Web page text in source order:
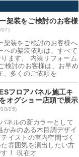
架装をご検討のお客様
07)
架装をご検討のお客様へ
への架装依頼は、すべて
ます。 内装リフォーム
検討のお客様は、お早め
、多くのご依頼を
フロアパネル施工キ
オグショー店頭で展示
05)
ネルの新カラーとして
みのある木目調デザイ
イストの車内空間づく
雰囲気を演出したい方
！ 現在オ